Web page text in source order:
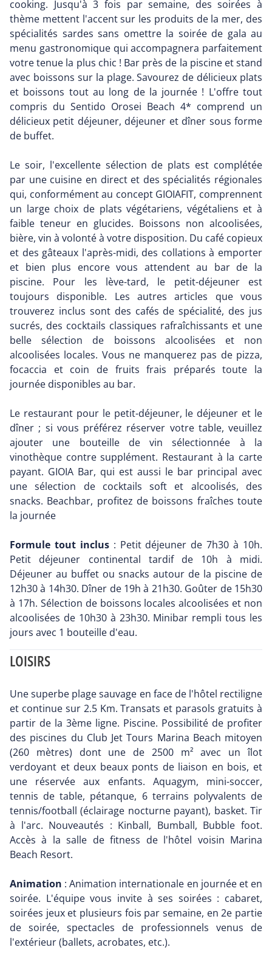
cooking. Jusqu'à 3 fois par semaine, des soirées à
thème mettent l'accent sur les produits de la mer, des
spécialités sardes sans omettre la soirée de gala au
menu gastronomique qui accompagnera parfaitement
votre tenue la plus chic ! Bar près de la piscine et stand
avec boissons sur la plage. Savourez de délicieux plats
et boissons tout au long de la journée ! L'offre tout
compris du Sentido Orosei Beach 4* comprend un
délicieux petit déjeuner, déjeuner et dîner sous forme
de buffet.
Le soir, l'excellente sélection de plats est complétée
par une cuisine en direct et des spécialités régionales
qui, conformément au concept GIOIAFIT, comprennent
un large choix de plats végétariens, végétaliens et à
faible teneur en glucides. Boissons non alcoolisées,
bière, vin à volonté à votre disposition. Du café copieux
et des gâteaux l'après-midi, des collations à emporter
et bien plus encore vous attendent au bar de la
piscine. Pour les lève-tard, le petit-déjeuner est
toujours disponible. Les autres articles que vous
trouverez inclus sont des cafés de spécialité, des jus
sucrés, des cocktails classiques rafraîchissants et une
belle sélection de boissons alcoolisées et non
alcoolisées locales. Vous ne manquerez pas de pizza,
focaccia et coin de fruits frais préparés toute la
journée disponibles au bar.
Le restaurant pour le petit-déjeuner, le déjeuner et le
dîner ; si vous préférez réserver votre table, veuillez
ajouter une bouteille de vin sélectionnée à la
vinothèque contre supplément. Restaurant à la carte
payant. GIOIA Bar, qui est aussi le bar principal avec
une sélection de cocktails soft et alcoolisés, des
snacks. Beachbar, profitez de boissons fraîches toute
la journée
Formule tout inclus: Petit déjeuner de 7h30 à 10h.
Petit déjeuner continental tardif de 10h à midi.
Déjeuner au buffet ou snacks autour de la piscine de
12h30 à 14h30. Dîner de 19h à 21h30. Goûter de 15h30
à 17h. Sélection de boissons locales alcoolisées et non
alcoolisées de 10h30 à 23h30. Minibar rempli tous les
jours avec 1 bouteille d'eau.
LOISIRS
Une superbe plage sauvage en face de l'hôtel rectiligne
et continue sur 2.5 Km. Transats et parasols gratuits à
partir de la 3ème ligne. Piscine. Possibilité de profiter
des piscines du Club Jet Tours Marina Beach mitoyen
(260 mètres) dont une de 2500 m² avec un îlot
verdoyant et deux beaux ponts de liaison en bois, et
une réservée aux enfants. Aquagym, mini-soccer,
tennis de table, pétanque, 6 terrains polyvalents de
tennis/football (éclairage nocturne payant), basket. Tir
à l'arc. Nouveautés : Kinball, Bumball, Bubble foot.
Accès à la salle de fitness de l'hôtel voisin Marina
Beach Resort.
Animation : Animation internationale en journée et en
soirée. L'équipe vous invite à ses soirées : cabaret,
soirées jeux et plusieurs fois par semaine, en 2e partie
de soirée, spectacles de professionnels venus de
l'extérieur (ballets, acrobates, etc.).